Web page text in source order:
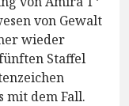
von Gewalt
wieder
Staffel
mit dem Fall.